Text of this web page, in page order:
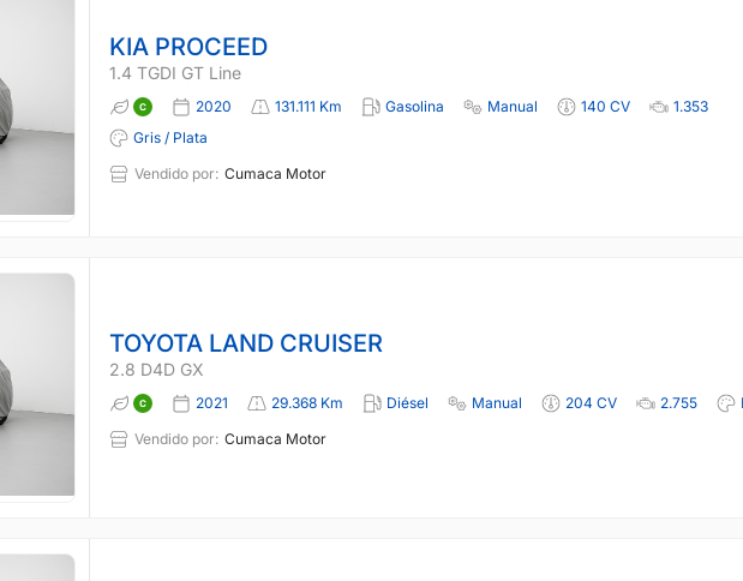
KIA PROCEED
1.4 TGDI GT Line
2020 131.111 Km Gasolina Manual 140 CV
1.353
Gris / Plata
Vendido por: Cumaca Motor
TOYOTA LAND CRUISER
2.8 D4D GX
2021 29.368 Km Diésel Manual 204 CV 2.755
Vendido por: Cumaca Motor